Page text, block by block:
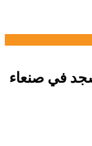
في صنعاء